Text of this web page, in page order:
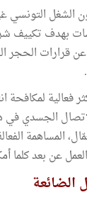
الشغل التونسي
بهدف تكييف
عن قرارات الحجر
لمكافحة
الاتصال الجسدي
المساهمة
عن بعد كلما
الضائعة